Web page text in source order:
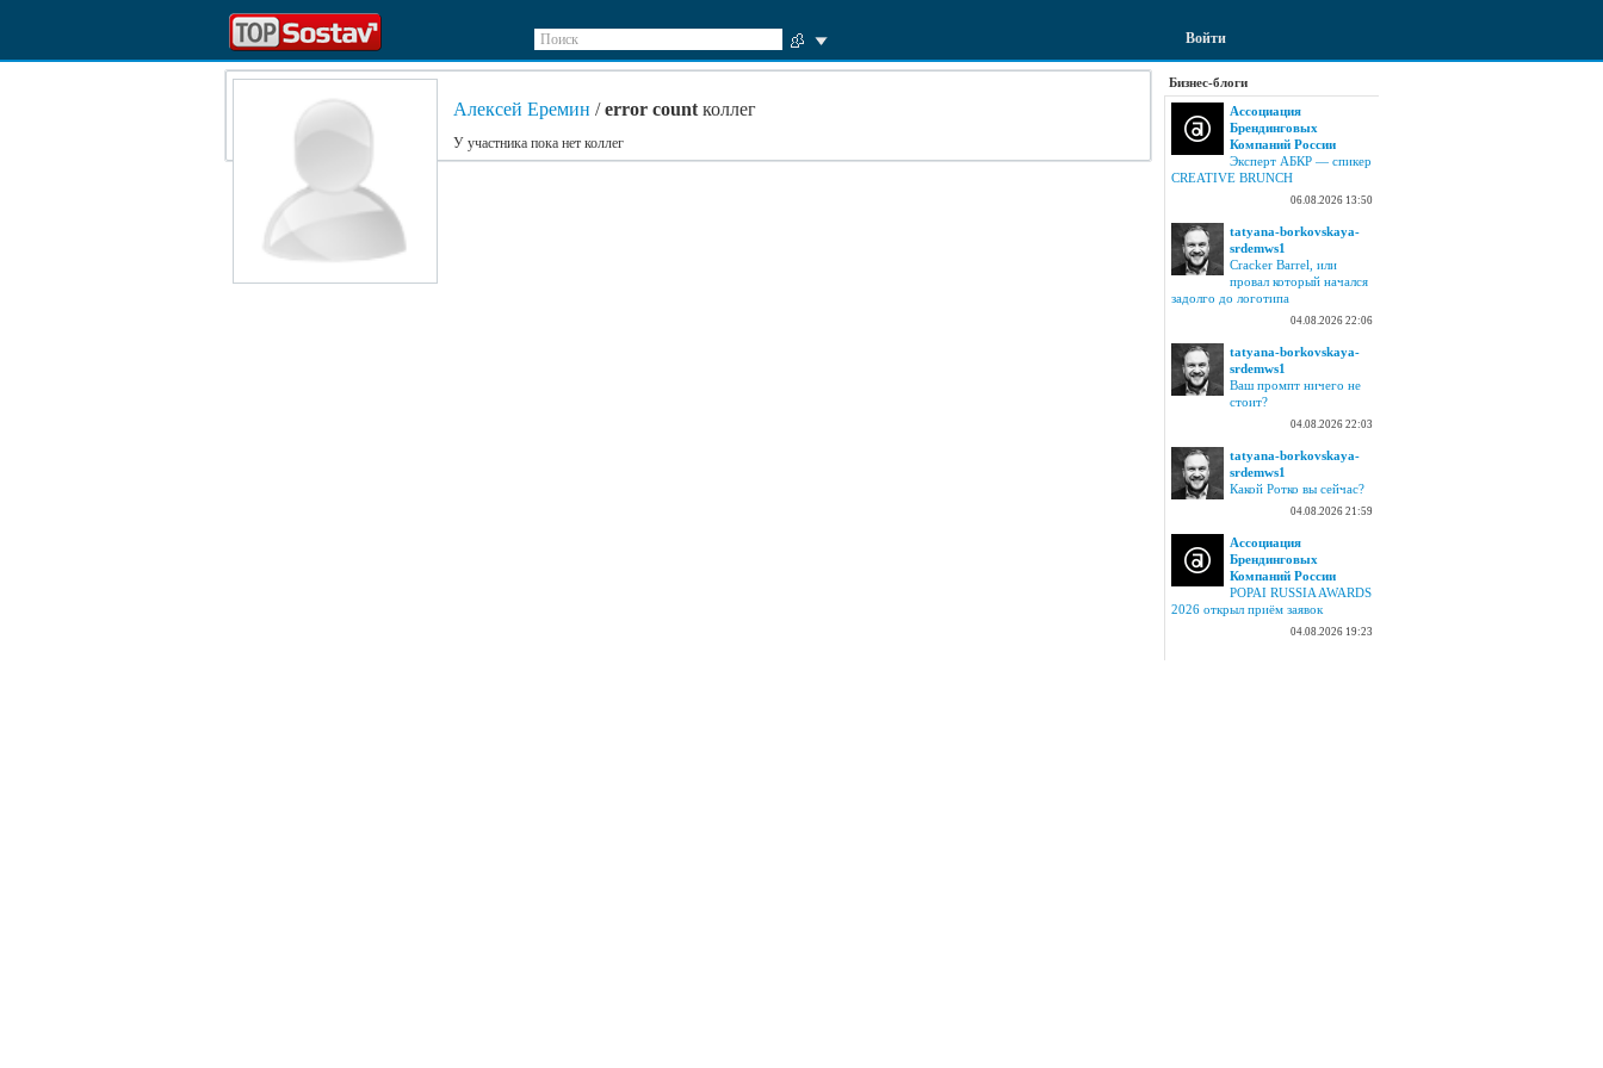
Поиск Войти
Алексей Еремин /error count коллег
У участника пока нет коллег
Бизнес-блоги
Ассоциация
Брендинговых
Компаний России
Эксперт АБКР — спикер
CREATIVE BRUNCH
06.08.2026 13:50
tatyana-borkovskaya-
srdemws1
Cracker Barrel, или
провал который начался
задолго до логотипа
04.08.2026 22:06
tatyana-borkovskaya-
srdemws1
Ваш промпт ничего не
стоит?
04.08.2026 22:03
tatyana-borkovskaya-
srdemws1
Какой Ротко вы сейчас?
04.08.2026 21:59
Ассоциация
Брендинговых
Компаний России
POPAI RUSSIA AWARDS
2026 открыл приём заявок
04.08.2026 19:23